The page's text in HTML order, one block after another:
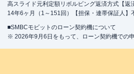
高スライド元利定額リボルビング返済方式【返
14年6ヶ月（1～151回）【担保・連帯保証人】
■SMBCモビットのローン契約機について
※ 2026年9月6日をもって、ローン契約機での